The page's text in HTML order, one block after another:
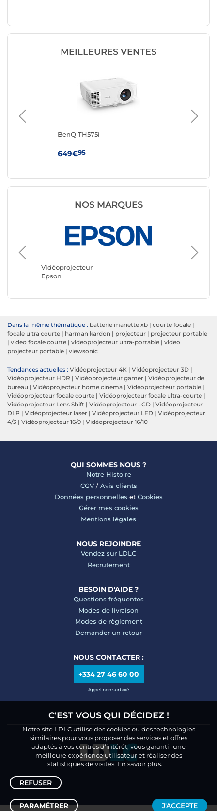
MEILLEURES VENTES
BenQ TH575i
649€95
NOS MARQUES
Vidéoprojecteur
Epson
Optoma
Dans la même thématique : batterie manette xb | courte focale |
focale ultra courte | harman kardon | projecteur | projecteur portable
| video focale courte | videoprojecteur ultra-portable | video
projecteur portable | viewsonic
Tendances actuelles : Vidéoprojecteur 4K | Vidéoprojecteur 3D |
Vidéoprojecteur HDR | Vidéoprojecteur gamer | Vidéoprojecteur de
bureau | Vidéoprojecteur home cinema | Vidéoprojecteur portable |
Vidéoprojecteur focale courte | Vidéoprojecteur focale ultra-courte |
Vidéoprojecteur Lens Shift | Vidéoprojecteur LCD | Vidéoprojecteur
DLP | Vidéoprojecteur laser | Vidéoprojecteur LED | Vidéoprojecteur
4/3 | Vidéoprojecteur 16/9 | Vidéoprojecteur 16/10
QUI SOMMES NOUS ?
Notre Histoire
CGV/ Avis clients
Données personnelles et Cookies
Gérer mes cookies
Mentions légales
NOUS REJOINDRE
Vendez sur LDLC
Recrutement
BESOIN D'AIDE ?
Questions fréquentes
Modes de livraison
Modes de règlement
Demander un retour
NOUS CONTACTER :
+334 27 46 60 00
Appel non surtaxé
C'EST VOUS QUI DÉCIDEZ !
Notre site LDLC utilise des cookies ou des technologies
similaires pour vous proposer des services et offres
adaptés à vos centres d’intérêt, vous garantir une
meilleure expérience utilisateur et réaliser des
statistiques de visites. En savoir plus.
REFUSER
PARAMÉTRER J'ACCEPTE